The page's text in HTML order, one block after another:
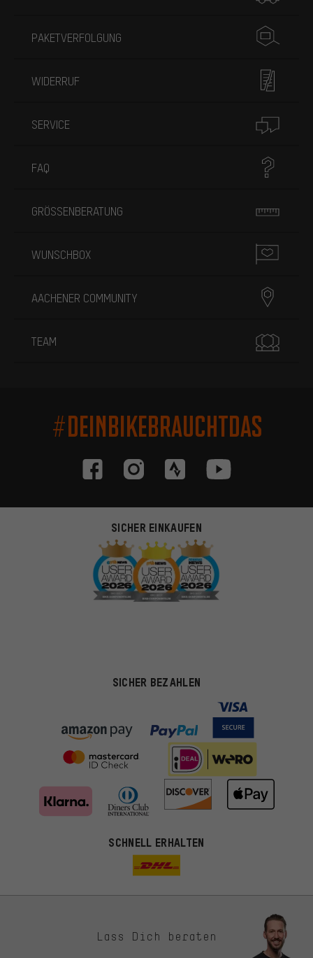
PAKETVERFOLGUNG
WIDERRUF
SERVICE
FAQ
GRÖSSENBERATUNG
WUNSCHBOX
AACHENER COMMUNITY
TEAM
#DEINBIKEBRAUCHTDAS
SICHER EINKAUFEN
SICHER BEZAHLEN
SCHNELL ERHALTEN
Lass Dich beraten